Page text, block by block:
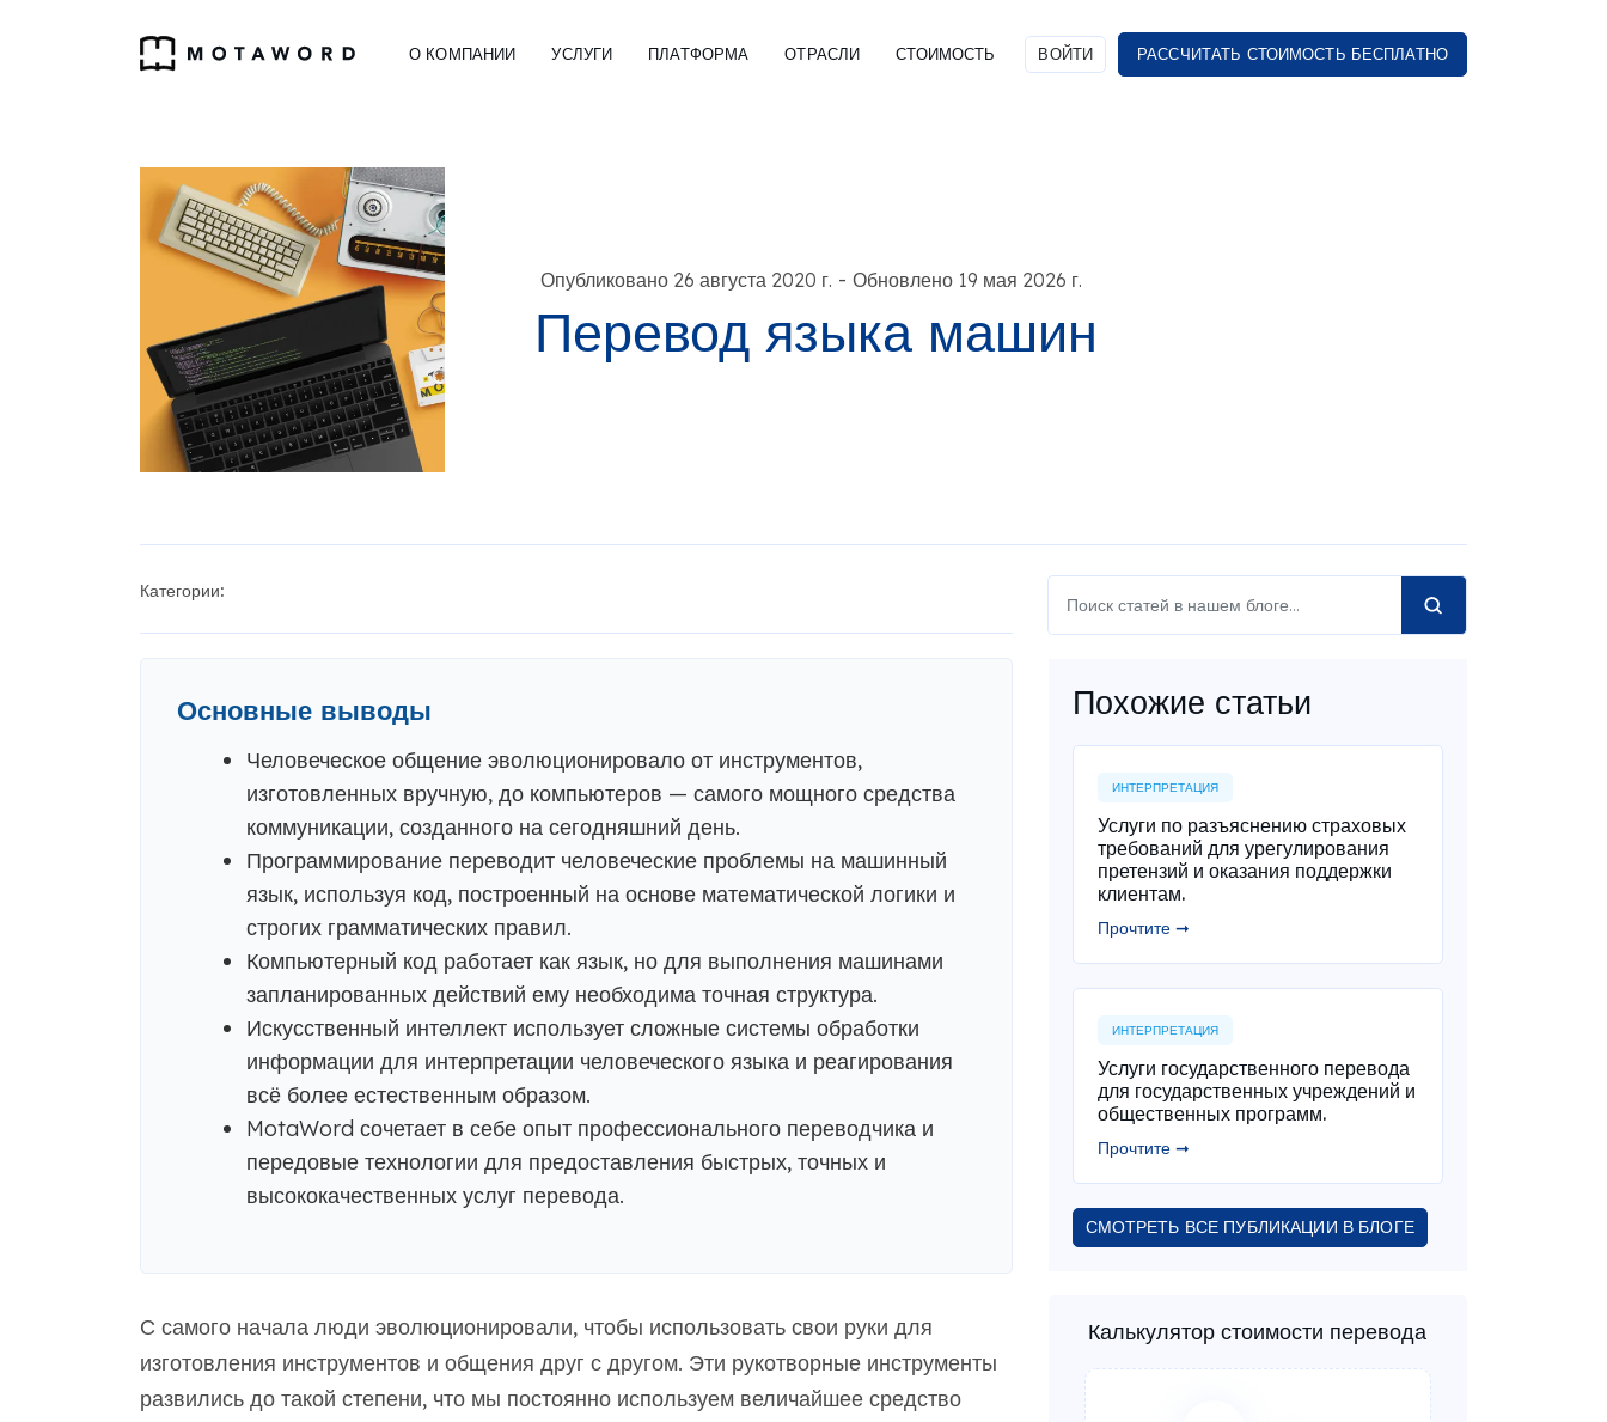
О КОМПАНИИ УСЛУГИ ПЛАТФОРМА ОТРАСЛИ СТОИМОСТЬ ВОЙТИ РАССЧИТАТЬ СТОИМОСТЬ БЕСПЛАТНО
Опубликовано 26 августа 2020 г. - Обновлено 19 мая 2026 г.
Перевод языка машин
Категории:
Основные выводы
Человеческое общение эволюционировало от инструментов,
изготовленных вручную, до компьютеров — самого мощного средства
коммуникации, созданного на сегодняшний день.
Программирование переводит человеческие проблемы на машинный
язык, используя код, построенный на основе математической логики и
строгих грамматических правил.
Компьютерный код работает как язык, но для выполнения машинами
запланированных действий ему необходима точная структура.
Искусственный интеллект использует сложные системы обработки
информации для интерпретации человеческого языка и реагирования
всё более естественным образом.
MotaWord сочетает в себе опыт профессионального переводчика и
передовые технологии для предоставления быстрых, точных и
высококачественных услуг перевода.
С самого начала люди эволюционировали, чтобы использовать свои руки для
изготовления инструментов и общения друг с другом. Эти рукотворные инструменты
развились до такой степени, что мы постоянно используем величайшее средство
Похожие статьи
ИНТЕРПРЕТАЦИЯ
Услуги по разъяснению страховых
требований для урегулирования
претензий и оказания поддержки
клиентам.
Прочтите ➞
ИНТЕРПРЕТАЦИЯ
Услуги государственного перевода
для государственных учреждений и
общественных программ.
Прочтите ➞
СМОТРЕТЬ ВСЕ ПУБЛИКАЦИИ В БЛОГЕ
Калькулятор стоимости перевода